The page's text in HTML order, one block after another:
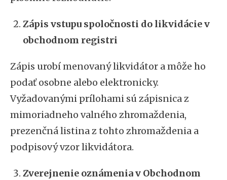
Zápis vstupu spoločnosti do likvidácie v
obchodnom registri
Zápis urobí menovaný likvidátor a môže ho
podať osobne alebo elektronicky.
Vyžadovanými prílohami sú zápisnica z
mimoriadneho valného zhromaždenia,
prezenčná listina z tohto zhromaždenia a
podpisový vzor likvidátora.
Zverejnenie oznámenia v Obchodnom